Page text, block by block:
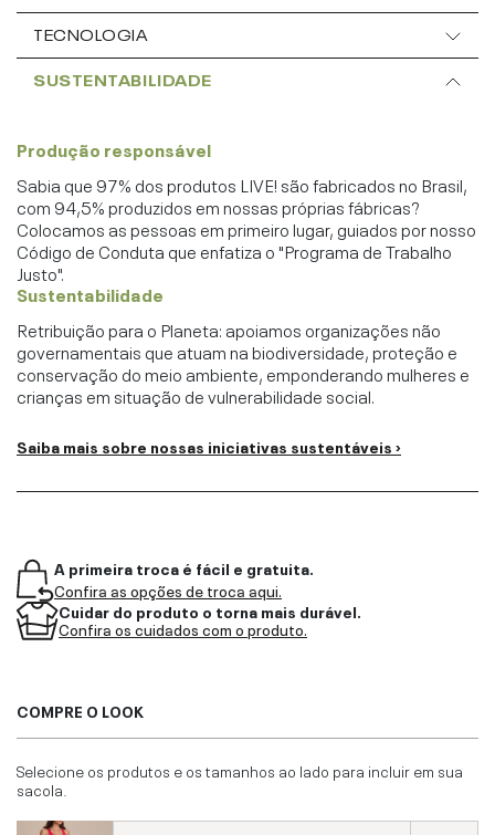
TECNOLOGIA
SUSTENTABILIDADE
Produção responsável
Sabia que 97% dos produtos LIVE! são fabricados no Brasil,
com 94,5% produzidos em nossas próprias fábricas?
Colocamos as pessoas em primeiro lugar, guiados por nosso
Código de Conduta que enfatiza o "Programa de Trabalho
Justo".
Sustentabilidade
Retribuição para o Planeta: apoiamos organizações não
governamentais que atuam na biodiversidade, proteção e
conservação do meio ambiente, emponderando mulheres e
crianças em situação de vulnerabilidade social.
Saiba mais sobre nossas iniciativas sustentáveis ›
A primeira troca é fácil e gratuita.
Confira as opções de troca aqui.
Cuidar do produto o torna mais durável.
Confira os cuidados com o produto.
COMPRE O LOOK
Selecione os produtos e os tamanhos ao lado para incluir em sua
sacola.